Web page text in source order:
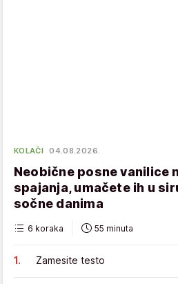
KOLAČI 04.08.2026.
Neobične posne vanilice
spajanja, umačete ih u
sočne danima
6 koraka 55 minuta
Zamesite testo